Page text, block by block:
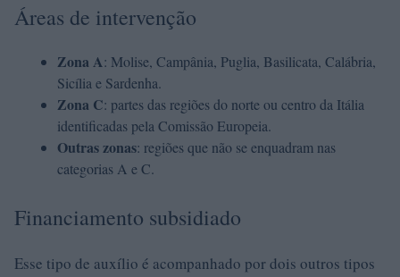
Áreas de intervenção
Zona A: Molise, Campânia, Puglia, Basilicata, Calábria,
Sicília e Sardenha.
Zona C: partes das regiões do norte ou centro da Itália
identificadas pela Comissão Europeia.
Outras zonas: regiões que não se enquadram nas
categorias A e C.
Financiamento subsidiado
Esse tipo de auxílio é acompanhado por dois outros tipos